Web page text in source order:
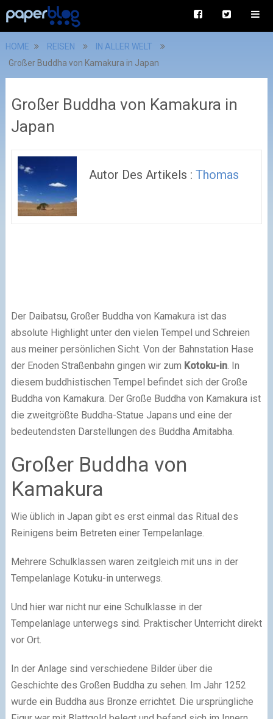
HOME REISEN
IN ALLER WELT
Großer Buddha von Kamakura in Japan
Großer Buddha von Kamakura in
Japan
Autor Des Artikels :Thomas
Der Daibatsu, Großer Buddha von Kamakura ist das
absolute Highlight unter den vielen Tempel und Schreien
aus meiner persönlichen Sicht. Von der Bahnstation Hase
der Enoden Straßenbahn gingen wir zum Kotoku-in. In
diesem buddhistischen Tempel befindet sich der Große
Buddha von Kamakura. Der Große Buddha von Kamakura ist
die zweitgrößte Buddha-Statue Japans und eine der
bedeutendsten Darstellungen des Buddha Amitabha.
Großer Buddha von
Kamakura
Wie üblich in Japan gibt es erst einmal das Ritual des
Reinigens beim Betreten einer Tempelanlage.
Mehrere Schulklassen waren zeitgleich mit uns in der
Tempelanlage Kotuku-in unterwegs.
Und hier war nicht nur eine Schulklasse in der
Tempelanlage unterwegs sind. Praktischer Unterricht direkt
vor Ort.
In der Anlage sind verschiedene Bilder über die
Geschichte des Großen Buddha zu sehen. Im Jahr 1252
wurde ein Buddha aus Bronze errichtet. Die ursprüngliche